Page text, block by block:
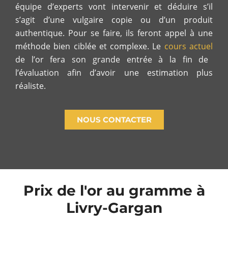
équipe d’experts vont intervenir et déduire s’il
s’agit d’une vulgaire copie ou d’un produit
authentique. Pour se faire, ils feront appel à une
méthode bien ciblée et complexe. Le cours actuel
de l’or fera son grande entrée à la fin de
l’évaluation afin d’avoir une estimation plus
réaliste.
NOUS CONTACTER
Prix de l'or au gramme à
Livry-Gargan